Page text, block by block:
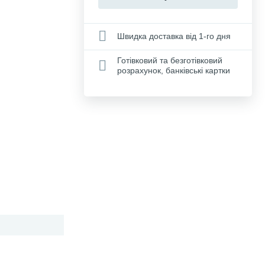
Швидка доставка від 1-го дня
Готівковий та безготівковий
розрахунок, банківські картки